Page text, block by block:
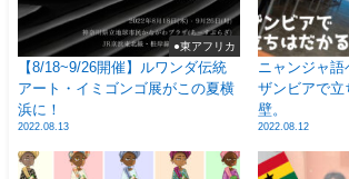
●東アフリカ
【8/18~9/26開催】ルワンダ伝統
アート・イミゴンゴ展がこの夏横
浜に！
2022.08.13
ニャンジャ
ザンビアで立
壁。
2022.08.12